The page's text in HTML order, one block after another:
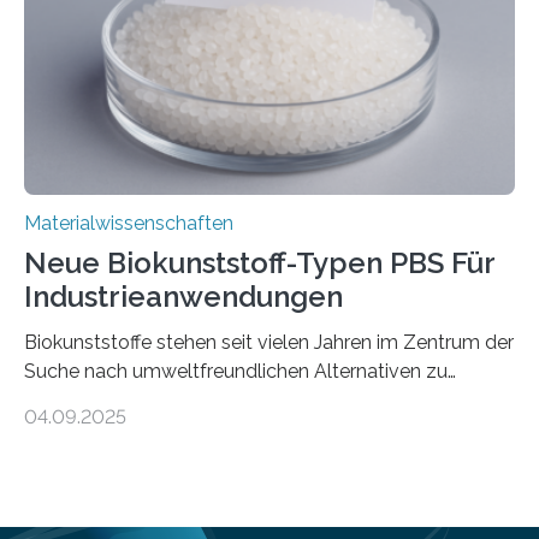
mit Kollegen aus Braunschweig, Bremen und der
Schweiz direkt beobachtet, wie in Graphen…
Materialwissenschaften
Neue Biokunststoff-Typen PBS Für
Industrieanwendungen
Biokunststoffe stehen seit vielen Jahren im Zentrum der
Suche nach umweltfreundlichen Alternativen zu
an fossilen Rohstoffen reduzieren, schonen Ressourcen
04.09.2025